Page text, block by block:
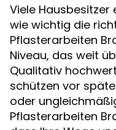
Viele Hausbesitzer
wie wichtig die
Pflasterarbeiten
Niveau, das weit
Qualitativ
schützen vor
oder
Pflasterarbeiten